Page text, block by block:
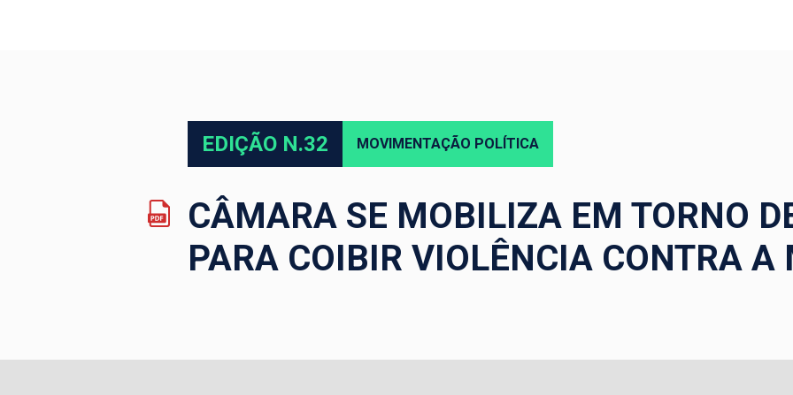
EDIÇÃO N.32 MOVIMENTAÇÃO POLÍTICA
CÂMARA SE MOBILIZA EM TORNO
PARA COIBIR VIOLÊNCIA CONTRA A